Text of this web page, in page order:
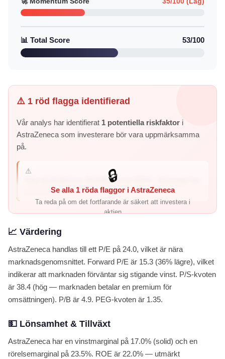
📊 Total Score 53/100
⚠️ 1 röd flagga identifierad
Vår analys har identifierat 1 potentiella riskfaktor i
AstraZeneca som investerare bör vara uppmärksamma
på.
⚠️
Hög skuldsättning: Debt/Equity är 155% – företaget har
väsentligt mer skuld ...
🔒
Se alla 1 röda flaggor i AstraZeneca
Ta reda på om det fortfarande är säkert att investera i
aktien
📈 Värdering
AstraZeneca handlas till ett P/E på 24.0, vilket är nära
marknadsgenomsnittet. Forward P/E är 15.3 (36% lägre), vilket
indikerar att marknaden förväntar sig stigande vinst. P/S-kvoten
är 38.4 (hög — marknaden betalar en premium för
omsättningen). P/B är 4.9. PEG-kvoten är 1.35.
💵 Lönsamhet & Tillväxt
AstraZeneca har en vinstmarginal på 17.0% (solid) och en
rörelsemarginal på 23.5%. ROE är 22.0% — utmärkt